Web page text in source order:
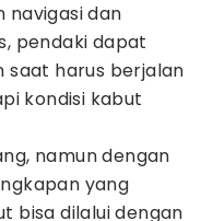
navigasi dan
pendaki dapat
saat harus berjalan
kondisi kabut
namun dengan
yang
bisa dilalui dengan